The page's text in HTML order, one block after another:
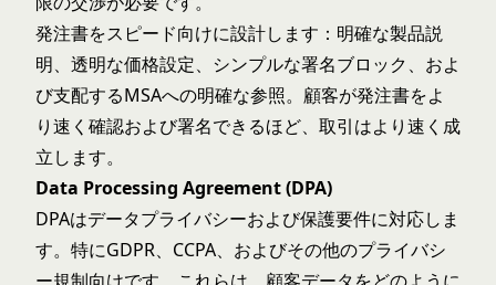
発注書をスピード向けに設計します：明確な製品説
明、透明な価格設定、シンプルな署名ブロック、およ
び支配するMSAへの明確な参照。顧客が発注書をよ
り速く確認および署名できるほど、取引はより速く成
立します。
Data Processing Agreement (DPA)
DPAはデータプライバシーおよび保護要件に対応しま
す。特にGDPR、CCPA、およびその他のプライバシ